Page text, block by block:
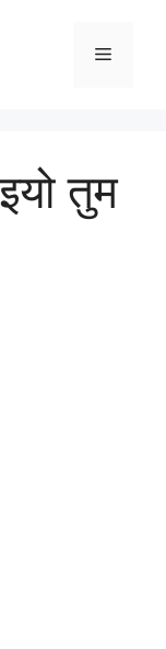
Menu
तुम